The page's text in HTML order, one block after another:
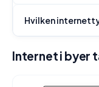
Hvilken
Internet i byer